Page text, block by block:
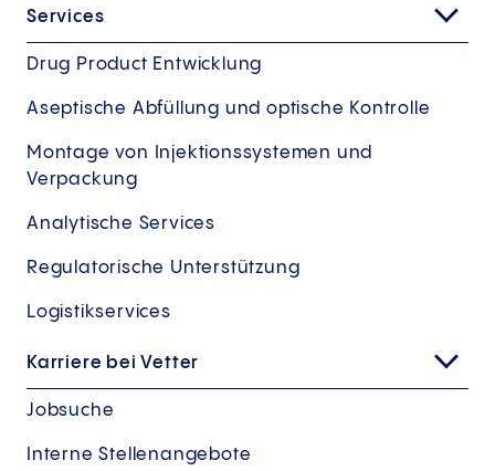
Services
Drug Product Entwicklung
Aseptische Abfüllung und optische Kontrolle
Montage von Injektionssystemen und
Verpackung
Analytische Services
Regulatorische Unterstützung
Logistikservices
Karriere bei Vetter
Jobsuche
Interne Stellenangebote